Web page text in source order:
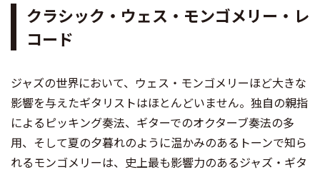
クラシック・ウェス・モンゴメリー・レ
コード
ジャズの世界において、ウェス・モンゴメリーほど大きな
影響を与えたギタリストはほとんどいません。独自の親指
によるピッキング奏法、ギターでのオクターブ奏法の多
用、そして夏の夕暮れのように温かみのあるトーンで知ら
れるモンゴメリーは、史上最も影響力のあるジャズ・ギタ